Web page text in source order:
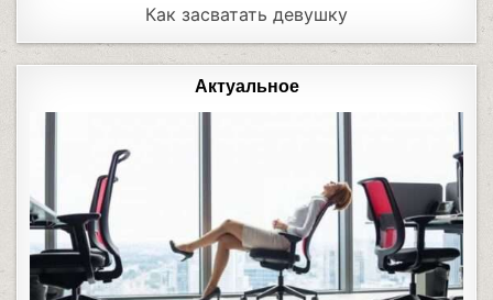
Как засватать девушку
Актуальное